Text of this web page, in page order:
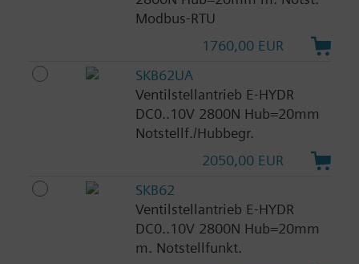
Modbus-RTU
1760,00 EUR
SKB62UA
Ventilstellantrieb E-HYDR
DC0..10V 2800N Hub=20mm
Notstellf./Hubbegr.
2050,00 EUR
SKB62
Ventilstellantrieb E-HYDR
DC0..10V 2800N Hub=20mm
m. Notstellfunkt.